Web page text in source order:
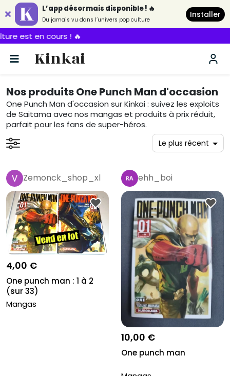
L’app désormais disponible ! 🔥
Du jamais vu dans l’univers pop culture
Installer
Kinkai
Nos produits One Punch Man d'occasion
One Punch Man d'occasion sur Kinkai : suivez les exploits
de Saitama avec nos mangas et produits à prix réduit,
parfait pour les fans de super-héros.
Zemonck_shop_xl
4,00 €
One punch man : 1 à 2
(sur 33)
Mangas
ehh_boi
10,00 €
One punch man